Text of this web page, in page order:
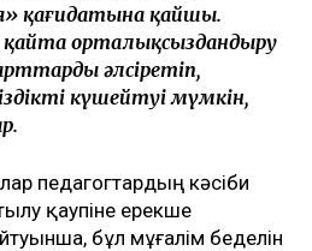
қағидатына қайшы.
орталықсыздандыру
әлсіретіп,
күшейтуі мүмкін,
педагогтардың кәсіби
қаупіне ерекше
бұл мұғалім беделін